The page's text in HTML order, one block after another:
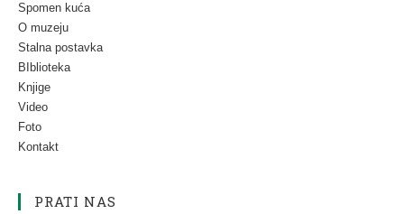
Spomen kuća
O muzeju
Stalna postavka
BIblioteka
Knjige
Video
Foto
Kontakt
PRATI NAS